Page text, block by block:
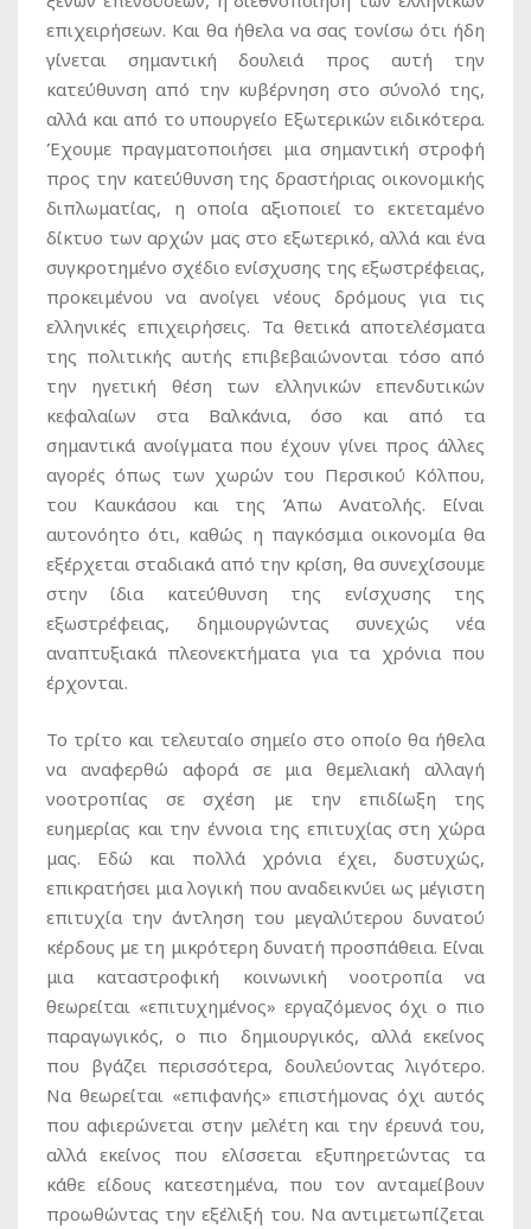
επιχειρήσεων. Και θα ήθελα να σας τονίσω ότι ήδη
γίνεται σημαντική δουλειά προς αυτή την
κατεύθυνση από την κυβέρνηση στο σύνολό της,
αλλά και από το υπουργείο Εξωτερικών ειδικότερα.
Έχουμε πραγματοποιήσει μια σημαντική στροφή
προς την κατεύθυνση της δραστήριας οικονομικής
διπλωματίας, η οποία αξιοποιεί το εκτεταμένο
δίκτυο των αρχών μας στο εξωτερικό, αλλά και ένα
συγκροτημένο σχέδιο ενίσχυσης της εξωστρέφειας,
προκειμένου να ανοίγει νέους δρόμους για τις
ελληνικές επιχειρήσεις. Τα θετικά αποτελέσματα
της πολιτικής αυτής επιβεβαιώνονται τόσο από
την ηγετική θέση των ελληνικών επενδυτικών
κεφαλαίων στα Βαλκάνια, όσο και από τα
σημαντικά ανοίγματα που έχουν γίνει προς άλλες
αγορές όπως των χωρών του Περσικού Κόλπου,
του Καυκάσου και της Άπω Ανατολής. Είναι
αυτονόητο ότι, καθώς η παγκόσμια οικονομία θα
εξέρχεται σταδιακά από την κρίση, θα συνεχίσουμε
στην ίδια κατεύθυνση της ενίσχυσης της
εξωστρέφειας, δημιουργώντας συνεχώς νέα
αναπτυξιακά πλεονεκτήματα για τα χρόνια που
έρχονται.
Το τρίτο και τελευταίο σημείο στο οποίο θα ήθελα
να αναφερθώ αφορά σε μια θεμελιακή αλλαγή
νοοτροπίας σε σχέση με την επιδίωξη της
ευημερίας και την έννοια της επιτυχίας στη χώρα
μας. Εδώ και πολλά χρόνια έχει, δυστυχώς,
επικρατήσει μια λογική που αναδεικνύει ως μέγιστη
επιτυχία την άντληση του μεγαλύτερου δυνατού
κέρδους με τη μικρότερη δυνατή προσπάθεια. Είναι
μια καταστροφική κοινωνική νοοτροπία να
θεωρείται «επιτυχημένος» εργαζόμενος όχι ο πιο
παραγωγικός, ο πιο δημιουργικός, αλλά εκείνος
που βγάζει περισσότερα, δουλεύοντας λιγότερο.
Να θεωρείται «επιφανής» επιστήμονας όχι αυτός
που αφιερώνεται στην μελέτη και την έρευνά του,
αλλά εκείνος που ελίσσεται εξυπηρετώντας τα
κάθε είδους κατεστημένα, που τον ανταμείβουν
προωθώντας την εξέλιξή του. Να αντιμετωπίζεται